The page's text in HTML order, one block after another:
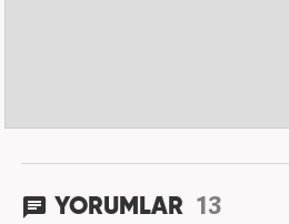
YORUMLAR 13